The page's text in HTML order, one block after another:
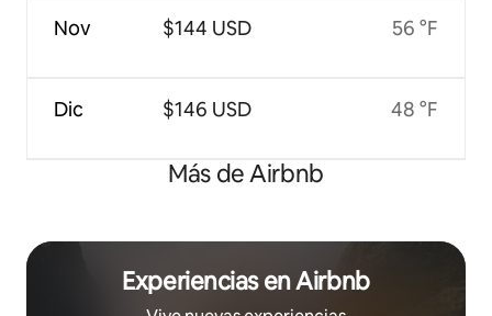
Nov
Dic
$144 USD
$146 USD
56 °F
48 °F
Más de Airbnb
Experiencias en Airbnb